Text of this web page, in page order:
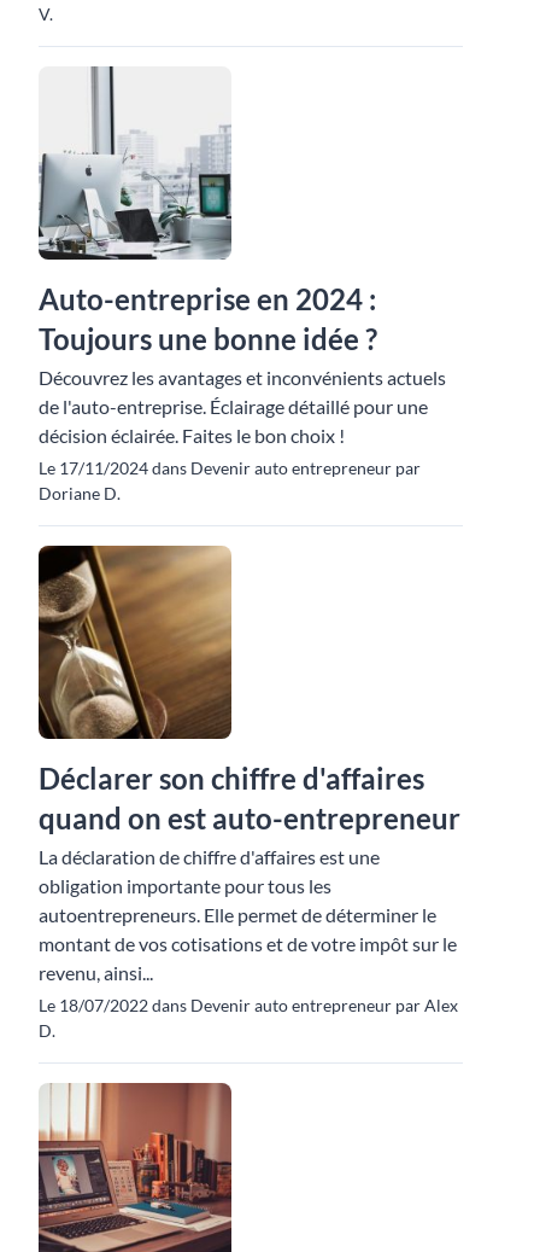
V.
Auto-entreprise en 2024 :
Toujours une bonne idée ?
Découvrez les avantages et inconvénients actuels
de l'auto-entreprise. Éclairage détaillé pour une
décision éclairée. Faites le bon choix !
Le 17/11/2024 dans Devenir auto entrepreneur par
Doriane D.
Déclarer son chiffre d'affaires
quand on est auto-entrepreneur
La déclaration de chiffre d'affaires est une
obligation importante pour tous les
autoentrepreneurs. Elle permet de déterminer le
montant de vos cotisations et de votre impôt sur le
revenu, ainsi...
Le 18/07/2022 dans Devenir auto entrepreneur par Alex
D.